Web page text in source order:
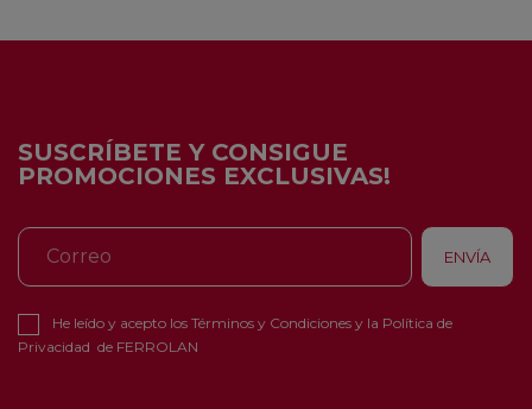
SUSCRÍBETE Y CONSIGUE
PROMOCIONES EXCLUSIVAS!
He leído y acepto los Términos y Condiciones y la Política de
Privacidad de FERROLAN